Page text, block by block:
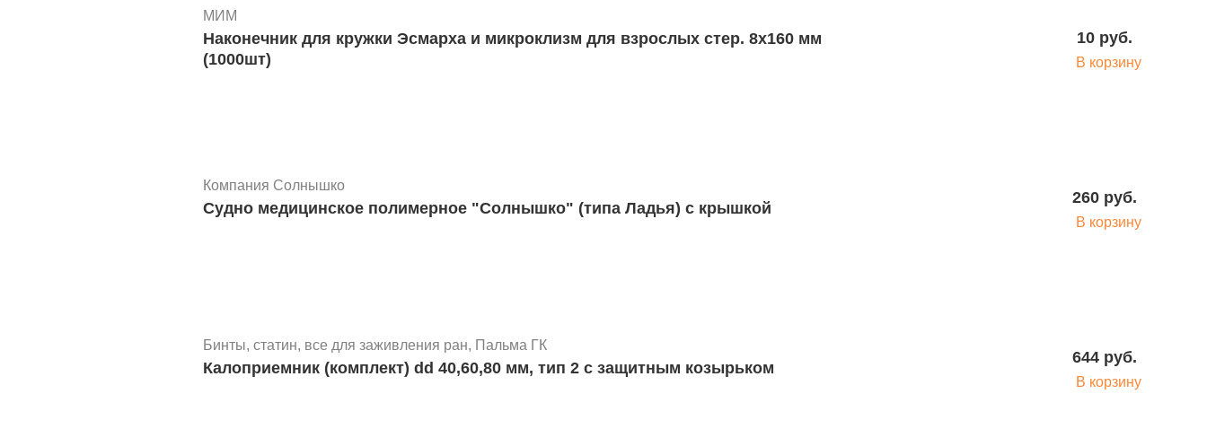
МИМ
Наконечник для кружки Эсмарха и микроклизм для взрослых стер. 8х160 мм
(1000шт)
10 руб.
В корзину
Компания Солнышко
Судно медицинское полимерное "Солнышко" (типа Ладья) с крышкой
260 руб.
В корзину
Бинты, статин, все для заживления ран, Пальма ГК
Калоприемник (комплект) dd 40,60,80 мм, тип 2 с защитным козырьком
644 руб.
В корзину